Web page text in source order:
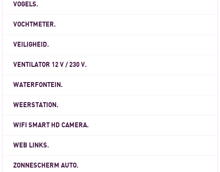
VOGELS.
VOCHTMETER.
VEILIGHEID.
VENTILATOR 12 V / 230 V.
WATERFONTEIN.
WEERSTATION.
WIFI SMART HD CAMERA.
WEB LINKS.
ZONNESCHERM AUTO.